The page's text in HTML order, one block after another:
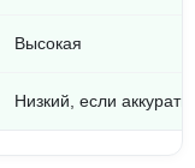
Высокая
Низкий, если